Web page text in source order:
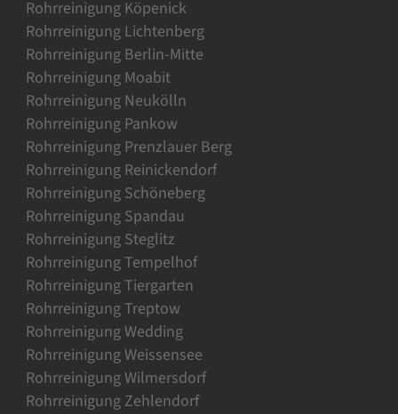
Rohrreinigung Köpenick
Rohrreinigung Lichtenberg
Rohrreinigung Berlin-Mitte
Rohrreinigung Moabit
Rohrreinigung Neukölln
Rohrreinigung Pankow
Rohrreinigung Prenzlauer Berg
Rohrreinigung Reinickendorf
Rohrreinigung Schöneberg
Rohrreinigung Spandau
Rohrreinigung Steglitz
Rohrreinigung Tempelhof
Rohrreinigung Tiergarten
Rohrreinigung Treptow
Rohrreinigung Wedding
Rohrreinigung Weissensee
Rohrreinigung Wilmersdorf
Rohrreinigung Zehlendorf